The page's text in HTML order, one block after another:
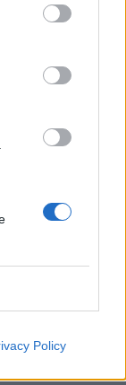
Policy
της
της
ορισμένοι
με
δακρυγόνων,
κέντρο του